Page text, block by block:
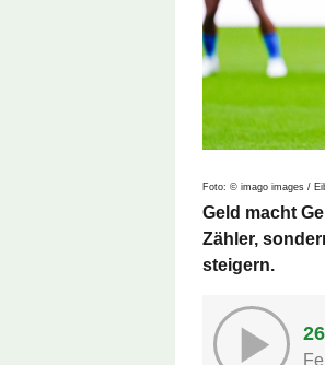
Foto: © imago images /
Geld macht
Zähler,
steigern.